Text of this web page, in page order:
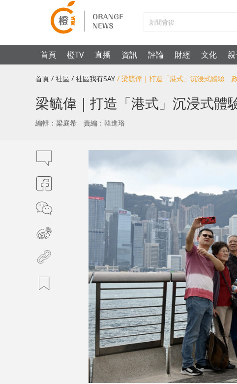
首頁 橙TV 直播 資訊 評論 財經 文化
首頁 / 社區 / 社區我有SAY / 梁毓偉｜打造「港式」沉浸式體驗 政
梁毓偉｜打造「港式」沉浸式體
編輯：梁庭希 責編：韓進珞